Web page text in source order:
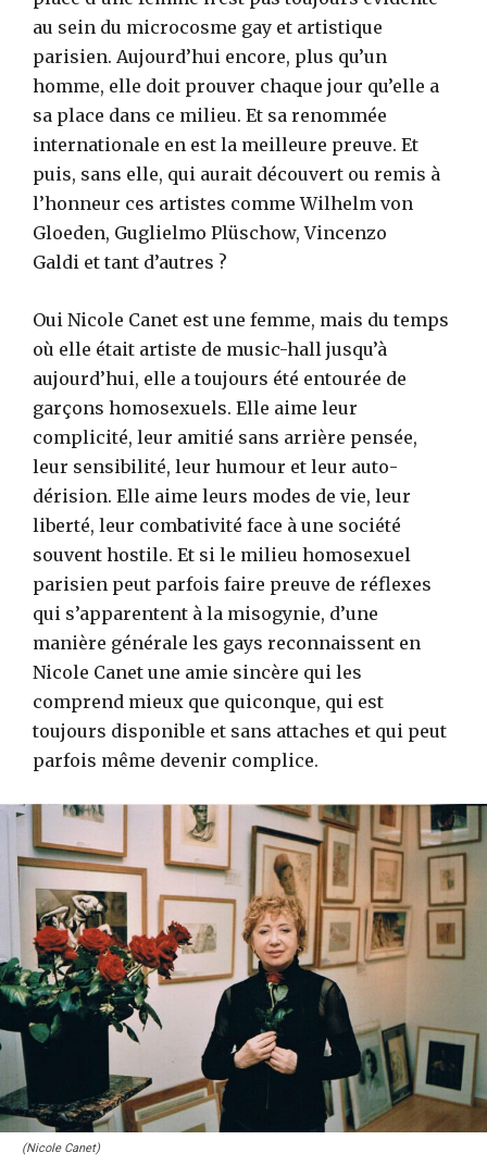
au sein du microcosme gay et artistique
parisien. Aujourd’hui encore, plus qu’un
homme, elle doit prouver chaque jour qu’elle a
sa place dans ce milieu. Et sa renommée
internationale en est la meilleure preuve. Et
puis, sans elle, qui aurait découvert ou remis à
l’honneur ces artistes comme Wilhelm von
Gloeden, Guglielmo Plüschow, Vincenzo
Galdi et tant d’autres ?
Oui Nicole Canet est une femme, mais du temps
où elle était artiste de music-hall jusqu’à
aujourd’hui, elle a toujours été entourée de
garçons homosexuels. Elle aime leur
complicité, leur amitié sans arrière pensée,
leur sensibilité, leur humour et leur auto-
dérision. Elle aime leurs modes de vie, leur
liberté, leur combativité face à une société
souvent hostile. Et si le milieu homosexuel
parisien peut parfois faire preuve de réflexes
qui s’apparentent à la misogynie, d’une
manière générale les gays reconnaissent en
Nicole Canet une amie sincère qui les
comprend mieux que quiconque, qui est
toujours disponible et sans attaches et qui peut
parfois même devenir complice.
(Nicole Canet)